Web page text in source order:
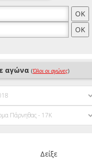
αγώνα (Όλοι οι αγώνες)
Δείξε